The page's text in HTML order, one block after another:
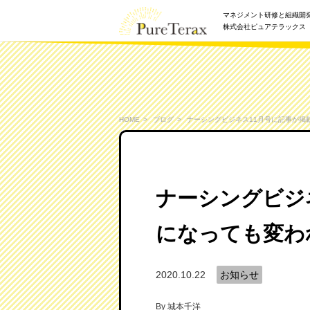
マネジメント研修と組織開
株式会社ピュアテラックス
HOME ブログ ナーシングビジネス11月号に記事が掲
ナーシングビ
になっても変
2020.10.22 お知らせ
By 城本千洋